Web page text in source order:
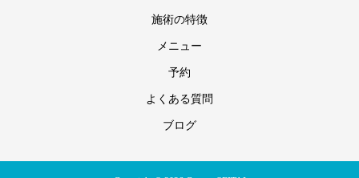
施術の特徴
メニュー
予約
よくある質問
ブログ